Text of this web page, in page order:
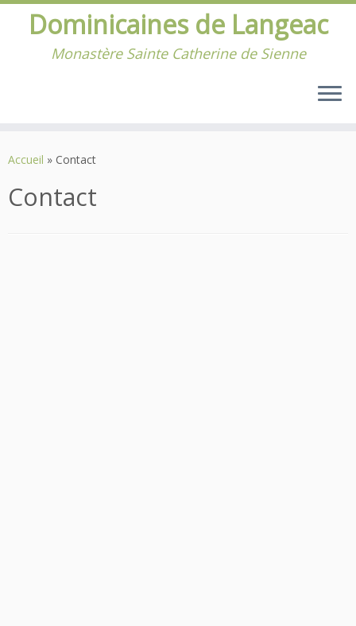
au
Dominicaines de Langeac
Monastère Sainte Catherine de Sienne
Accueil » Contact
Contact